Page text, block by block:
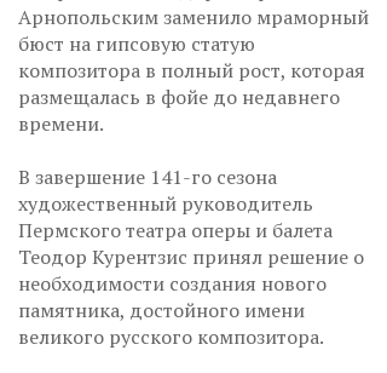
Арнопольским заменило мраморный
бюст на гипсовую статую
композитора в полный рост, которая
размещалась в фойе до недавнего
времени.
В завершение 141-го сезона
художественный руководитель
Пермского театра оперы и балета
Теодор Курентзис принял решение о
необходимости создания нового
памятника, достойного имени
великого русского композитора.